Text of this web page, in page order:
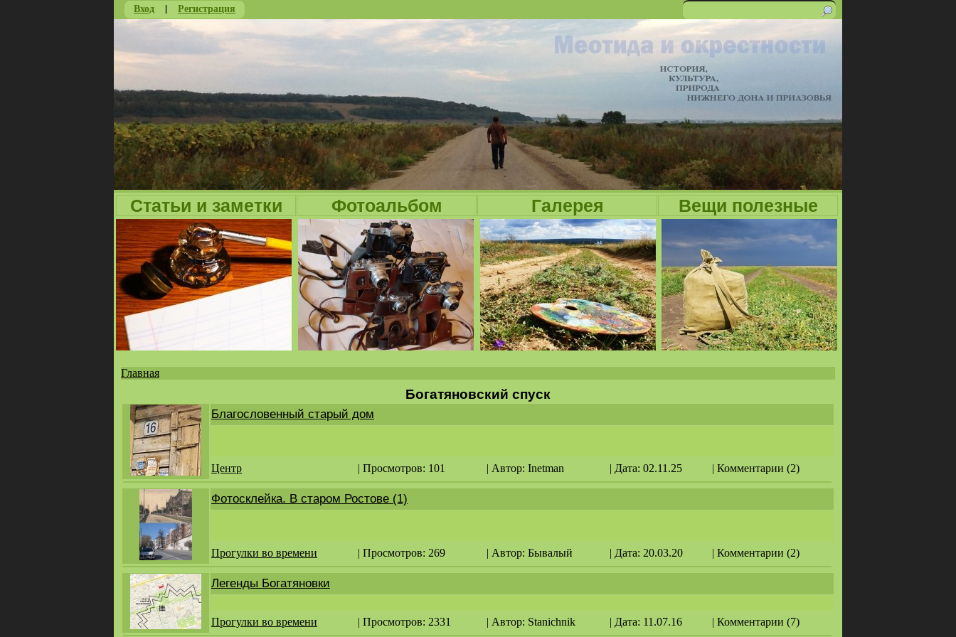
Вход | Регистрация
Форма
поиска
Поиск
Статьи и заметки Фотоальбом Галерея Вещи полезные
здесь
Главная
Богатяновский спуск
Благословенный старый дом
Центр | Просмотров: 101 | Автор: Inetman | Дата: 02.11.25 | Комментарии (2)
Фотосклейка. В старом Ростове (1)
Прогулки во времени | Просмотров: 269 | Автор: Бывалый | Дата: 20.03.20 | Комментарии (2)
Легенды Богатяновки
Прогулки во времени | Просмотров: 2331 | Автор: Stanichnik | Дата: 11.07.16 | Комментарии (7)